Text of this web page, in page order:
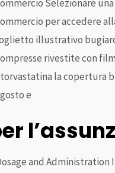
Selezionare
per accedere
illustrativo
rivestite con
la copertura
e
and Administration